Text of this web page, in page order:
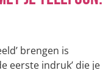
brengen is
eerste indruk’ die je